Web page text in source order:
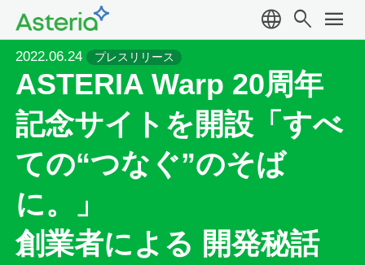
language search menu
2022.06.24 プレスリリース
ASTERIA Warp 20周年
記念サイトを開設「すべ
ての“つなぐ”のそば
に。」
創業者による 開発秘話